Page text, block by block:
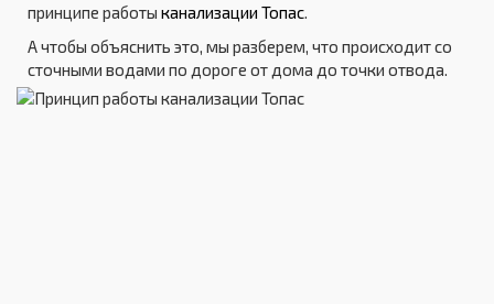
принципе работы канализации Топас.
А чтобы объяснить это, мы разберем, что происходит со
сточными водами по дороге от дома до точки отвода.